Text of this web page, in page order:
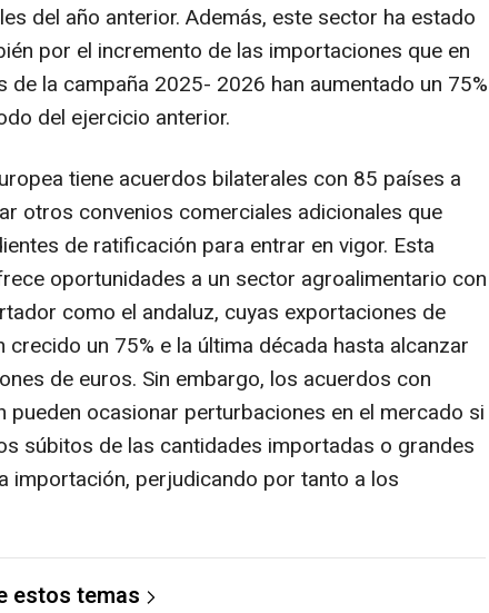
del año anterior. Además, este sector ha estado
por el incremento de las importaciones que en
la campaña 2025- 2026 han aumentado un 75%
del ejercicio anterior.
tiene acuerdos bilaterales con 85 países a
otros convenios comerciales adicionales que
de ratificación para entrar en vigor. Esta
oportunidades a un sector agroalimentario con
como el andaluz, cuyas exportaciones de
crecido un 75% e la última década hasta alcanzar
de euros. Sin embargo, los acuerdos con
ocasionar perturbaciones en el mercado si
súbitos de las cantidades importadas o grandes
importación, perjudicando por tanto a los
estos temas